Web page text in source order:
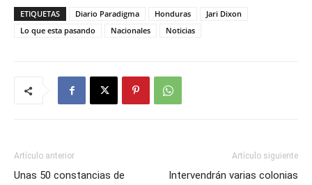
ETIQUETAS Diario Paradigma Honduras
Jari Dixon
Lo que esta pasando
Nacionales Noticias
Artículo anterior
Unas 50 constancias de
Artículo siguiente
Intervendrán varias colonias